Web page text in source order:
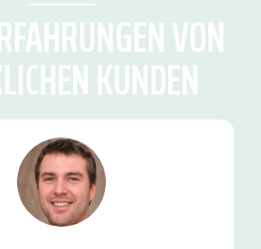
VON
KUNDEN